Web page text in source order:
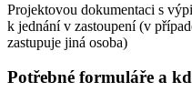
Projektovou dokumentaci s
k jednání v zastoupení (v
zastupuje jiná osoba)
Potřebné formuláře a